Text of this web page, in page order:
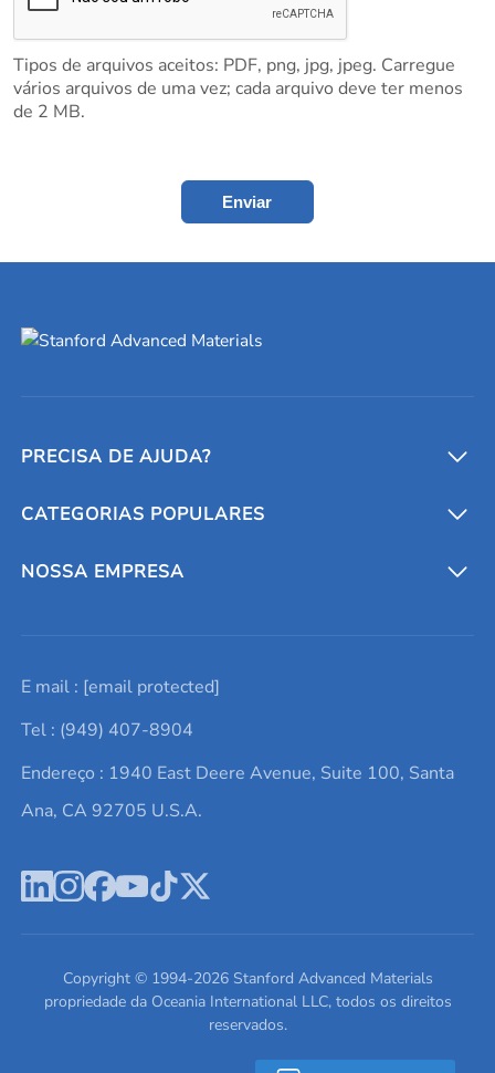
Tipos de arquivos aceitos: PDF, png, jpg, jpeg. Carregue
vários arquivos de uma vez; cada arquivo deve ter menos
de 2 MB.
Enviar
PRECISA DE AJUDA?
Conversores e calculadoras
Entre em contato conosco
Lista de consultas
Termos e Condições
Política de Privacidade
CATEGORIAS POPULARES
Metais refratários
Elementos de terras raras
Alvos de pulverização catódica
Ácido hialurônico
NOSSA EMPRESA
Promoções atuais
Notícias e blogs
Estudos de caso
Escreva para nós
E mail : [email protected]
Tel : (949) 407-8904
Endereço : 1940 East Deere Avenue, Suite 100, Santa
Ana, CA 92705 U.S.A.
Copyright © 1994-2026Stanford Advanced Materials
propriedade da Oceania International LLC, todos os direitos
reservados.